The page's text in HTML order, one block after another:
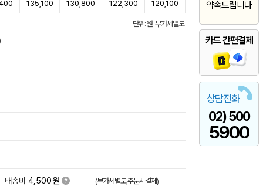
약속드립니다
카드 간편결제
상담전화
02) 500
5900
135,100 130,800 122,300 120,100
단위: 원 부가세별도
배송비 4,500원 (부가세별도,주문시결제)